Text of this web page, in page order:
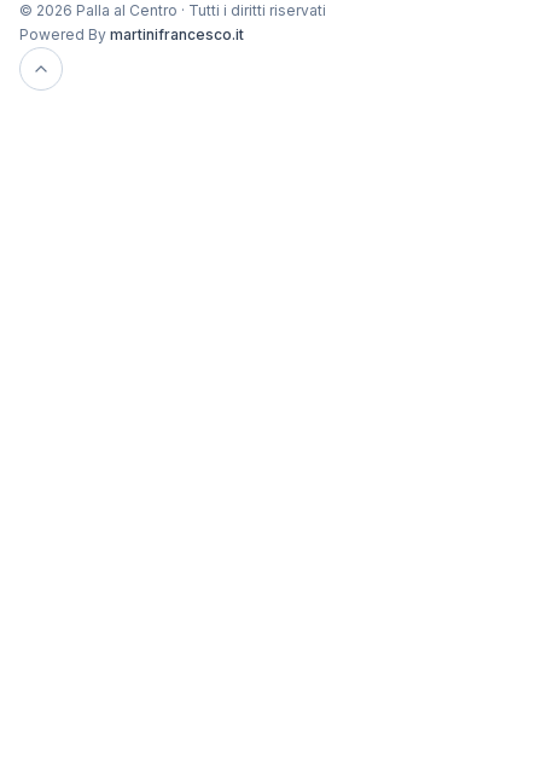
© 2026 Palla al Centro · Tutti i diritti riservati
Powered By martinifrancesco.it